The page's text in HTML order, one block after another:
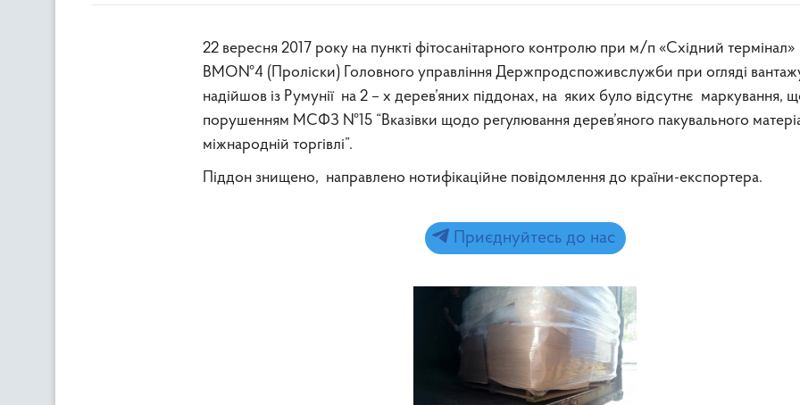
22 вересня 2017 року на пункті фітосанітарного контролю при м/п «Східний термінал»
ВМО№4 (Проліски) Головного управління Держпродспоживслужби при огляді
надійшов із Румунії на 2 – х дерев’яних піддонах, на яких було відсутнє маркування,
порушенням МСФЗ №15 “Вказівки щодо регулювання дерев’яного пакувального
міжнародній торгівлі”.
Піддон знищено, направлено нотифікаційне повідомлення до країни-експортера.
Приєднуйтесь до нас